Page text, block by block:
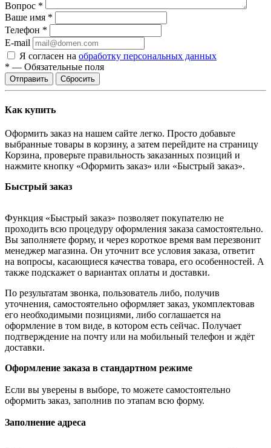
Вопрос *
Ваше имя *
Телефон *
E-mail
Я согласен на обработку персональных данных
* — Обязательные поля
Сбросить
Как купить
Оформить заказ на нашем сайте легко. Просто добавьте
выбранные товары в корзину, а затем перейдите на страницу
Корзина, проверьте правильность заказанных позиций и
нажмите кнопку «Оформить заказ» или «Быстрый заказ».
Быстрый заказ
Функция «Быстрый заказ» позволяет покупателю не
проходить всю процедуру оформления заказа самостоятельно.
Вы заполняете форму, и через короткое время вам перезвонит
менеджер магазина. Он уточнит все условия заказа, ответит
на вопросы, касающиеся качества товара, его особенностей. А
также подскажет о вариантах оплаты и доставки.
По результатам звонка, пользователь либо, получив
уточнения, самостоятельно оформляет заказ, укомплектовав
его необходимыми позициями, либо соглашается на
оформление в том виде, в котором есть сейчас. Получает
подтверждение на почту или на мобильный телефон и ждёт
доставки.
Оформление заказа в стандартном режиме
Если вы уверены в выборе, то можете самостоятельно
оформить заказ, заполнив по этапам всю форму.
Заполнение адреса